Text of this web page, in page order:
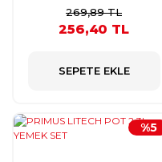
269,89 TL
256,40 TL
SEPETE EKLE
%5